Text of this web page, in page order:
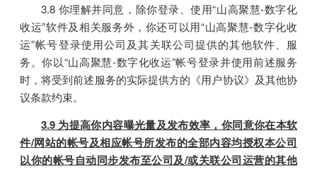
3.8 你理解并同意，除你登录、使用“山高聚慧-数字化
收运”软件及相关服务外，你还可以用“山高聚慧-数字化收
运”帐号登录使用公司及其关联公司提供的其他软件、服
务。你以“山高聚慧-数字化收运”帐号登录并使用前述服务
时，将受到前述服务的实际提供方的《用户协议》及其他协
议条款约束。
3.9 为提高你内容曝光量及发布效率，你同意你在本软
件/网站的帐号及相应帐号所发布的全部内容均授权本公司
以你的帐号自动同步发布至公司及/或关联公司运营的其他